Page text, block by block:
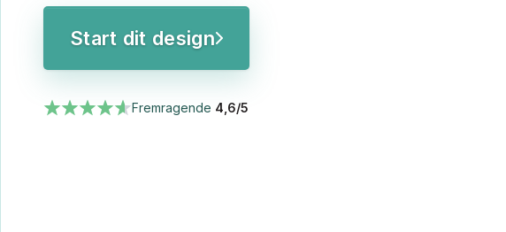
Start dit design
Fremragende 4,6/5